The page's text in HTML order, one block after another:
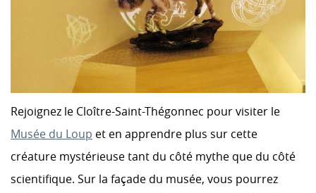
Rejoignez le Cloître-Saint-Thégonnec pour visiter le
Musée du Loup et en apprendre plus sur cette
créature mystérieuse tant du côté mythe que du côté
scientifique. Sur la façade du musée, vous pourrez